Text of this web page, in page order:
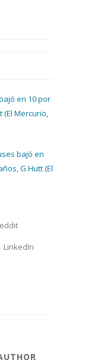
en 10 por
(El Mercurio,
bajó en
G Hutt (El
LinkedIn